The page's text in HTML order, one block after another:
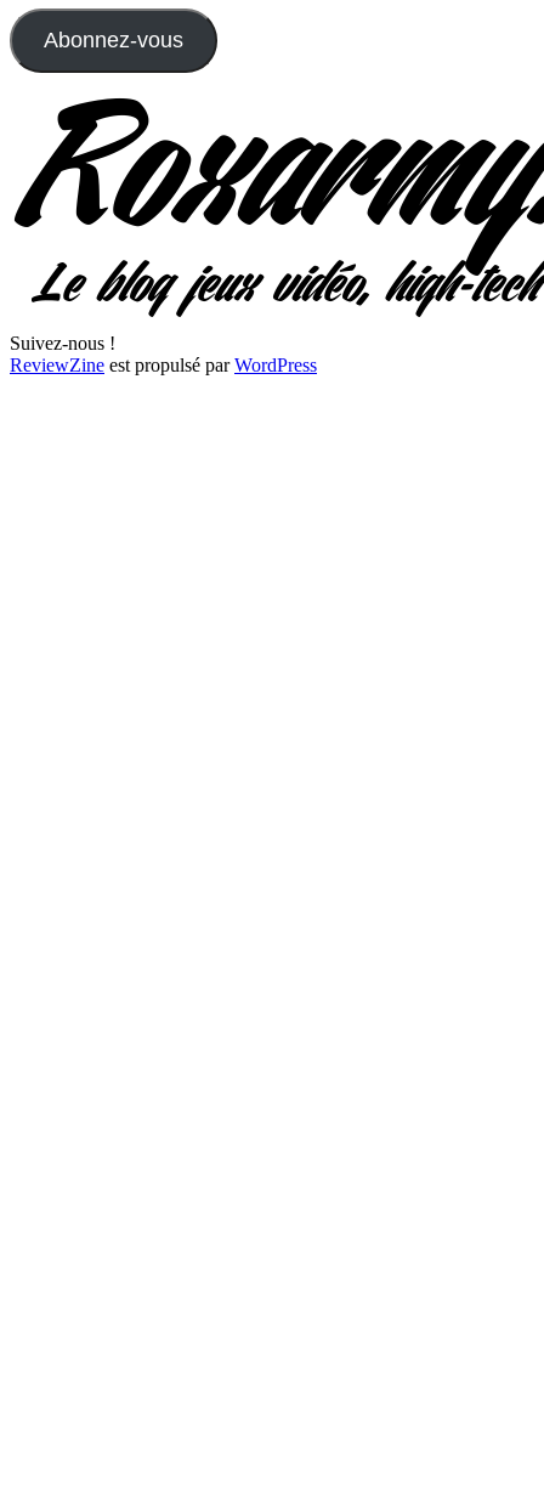
mail
Abonnez-vous
Suivez-nous !
ReviewZine est propulsé parWordPress